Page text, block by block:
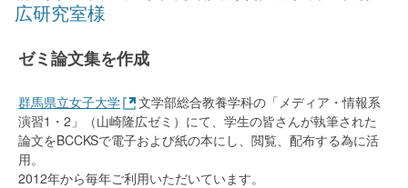
広研究室様
ゼミ論文集を作成
群馬県立女子大学
文学部総合教養学科の「メディア・情報系
演習1・2」（山崎隆広ゼミ）にて、学生の皆さんが執筆された
論文をBCCKSで電子および紙の本にし、閲覧、配布する為に活
用。
2012年から毎年ご利用いただいています。